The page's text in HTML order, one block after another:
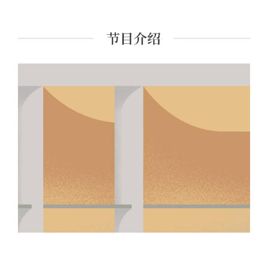
知识分子和文艺青年的精神家园，是近年中国最具影响力